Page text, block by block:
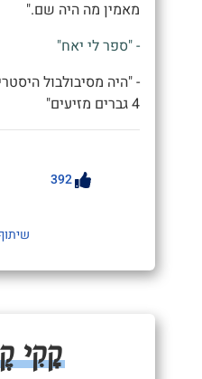
מאמין מה היה שם."
- "ספר לי יאח"
- "היה מסיבולבול
4 גברים מזיעים"
392
קָקִי